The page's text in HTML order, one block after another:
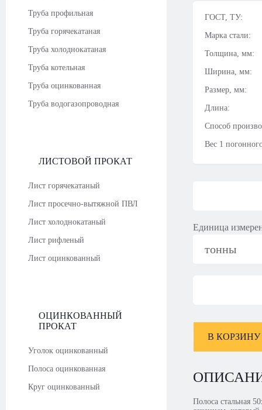
Труба профильная
Труба горячекатаная
Труба холоднокатаная
Труба котельная
Труба оцинкованная
Труба водогазопроводная
ЛИСТОВОЙ ПРОКАТ
Лист горячекатаный
Лист просечно-вытяжной ПВЛ
Лист холоднокатаный
Лист рифленый
Лист оцинкованный
ОЦИНКОВАННЫЙ
ПРОКАТ
Уголок оцинкованный
Полоса оцинкованная
Круг оцинкованный
ГОСТ, ТУ:
Марка стали:
Толщина, мм:
Ширина, мм:
Размер, мм:
Длина:
Способ
Вес 1
Единица
тонны
В КОРЗИНУ
Полоса стальная